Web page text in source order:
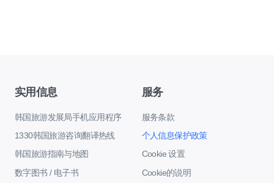
实用信息
韩国旅游发展局手机应用程序
1330韩国旅游咨询翻译热线
韩国旅游指南与地图
数字图书 / 电子书
服务
服务条款
个人信息保护政策
Cookie 设置
Cookie的说明